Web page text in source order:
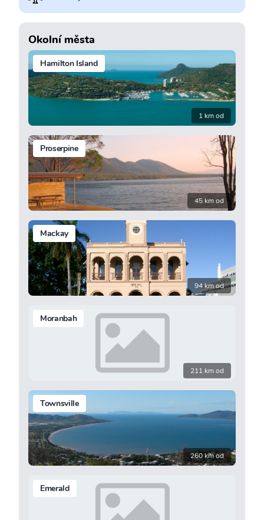
Okolní města
Hamilton Island
1 km od
Proserpine
45 km od
Mackay
94 km od
Moranbah
211 km od
Townsville
260 km od
Emerald